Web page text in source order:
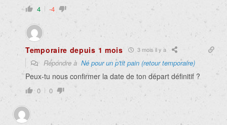
4 -4
Temporaire depuis 1 mois 3 mois il y a
Répondre à Né pour un p'tit pain (retour temporaire)
Peux-tu nous confirmer la date de ton départ définitif ?
0 0